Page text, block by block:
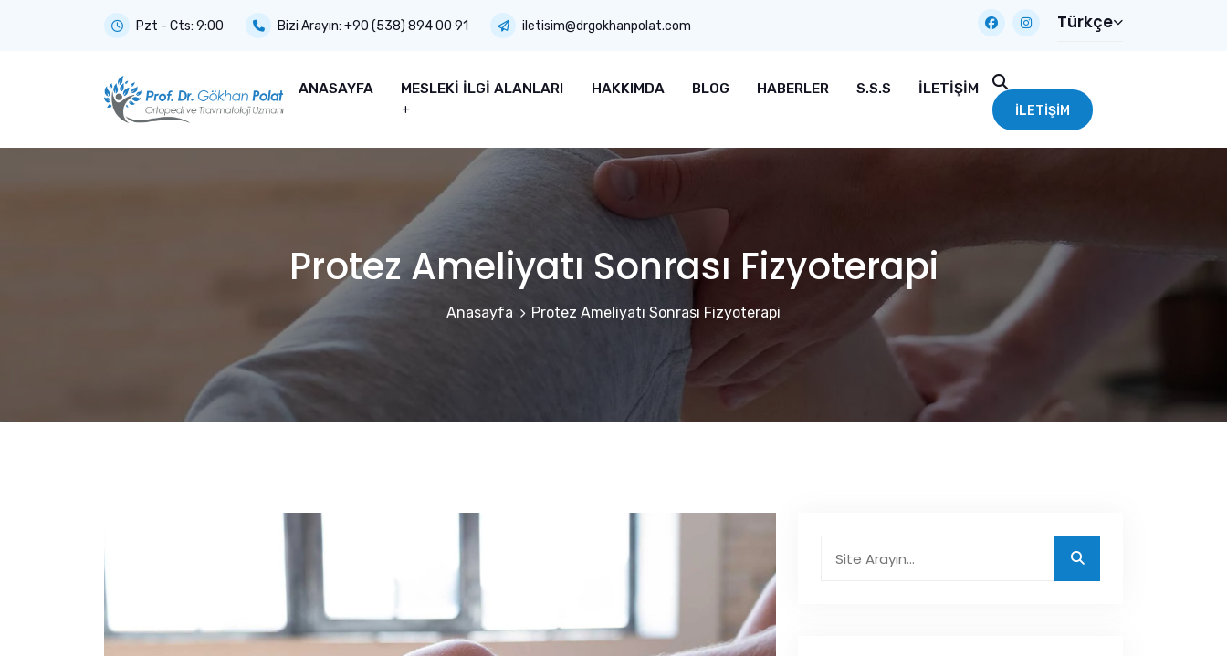
Pzt - Cts: 9:00 Bizi Arayın: +90 (538) 894 00 91 iletisim@drgokhanpolat.com Türkçe
ANASAYFA MESLEKI İLGI ALANLARI HAKKIMDA BLOG HABERLER S.S.S İLETIŞIM
İLETIŞIM
Protez Ameliyatı Sonrası Fizyoterapi
Anasayfa Protez Ameliyatı Sonrası Fizyoterapi